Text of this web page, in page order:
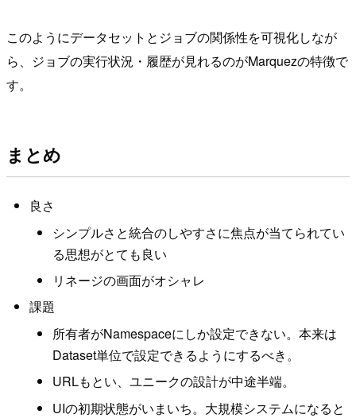
このようにデータセットとジョブの関係性を可視化しなが
ら、ジョブの実行状況・履歴が見れるのがMarquezの特徴で
す。
まとめ
良さ
シンプルさと統合のしやすさに焦点が当てられてい
る思想がとても良い
リネージの画面がオシャレ
課題
所有者がNamespaceにしか設定できない。本来は
Dataset単位で設定できるようにするべき。
URLもとい、ユニークの設計が中途半端。
UIの初期状態がいまいち。大規模システムになると